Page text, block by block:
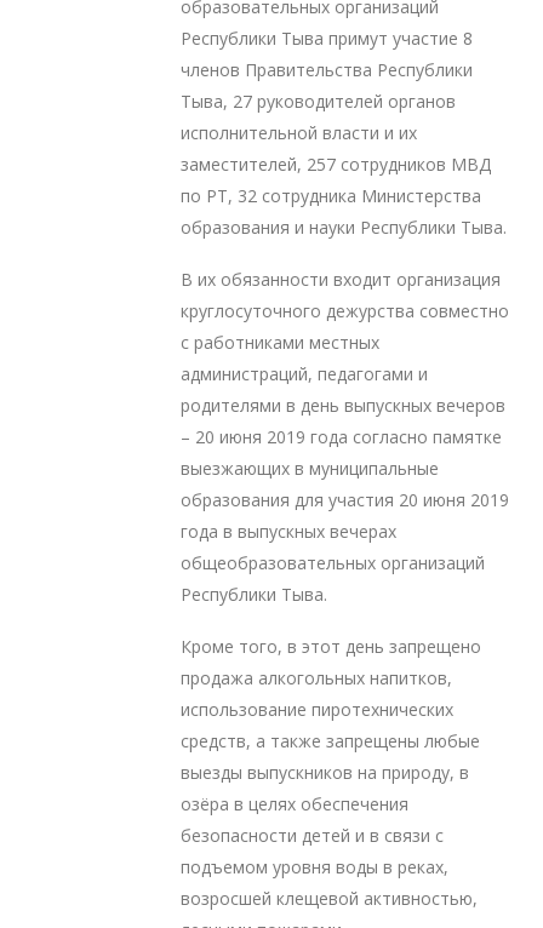
образовательных организаций
Республики Тыва примут участие 8
членов Правительства Республики
Тыва, 27 руководителей органов
исполнительной власти и их
заместителей, 257 сотрудников МВД
по РТ, 32 сотрудника Министерства
образования и науки Республики Тыва.
В их обязанности входит организация
круглосуточного дежурства совместно
с работниками местных
администраций, педагогами и
родителями в день выпускных вечеров
– 20 июня 2019 года согласно памятке
выезжающих в муниципальные
образования для участия 20 июня 2019
года в выпускных вечерах
общеобразовательных организаций
Республики Тыва.
Кроме того, в этот день запрещено
продажа алкогольных напитков,
использование пиротехнических
средств, а также запрещены любые
выезды выпускников на природу, в
озёра в целях обеспечения
безопасности детей и в связи с
подъемом уровня воды в реках,
возросшей клещевой активностью,